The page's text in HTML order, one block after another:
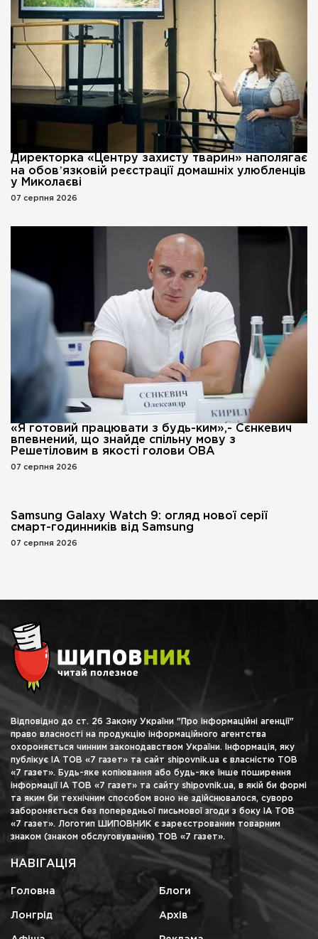
Директорка «Центру захисту тварин» наполягає
на обовʼязковій реєстрації домашніх улюбленців
у Миколаєві
07 серпня 2026
«Я готовий працювати з будь-ким»,- Сєнкевич
впевнений, що знайде спільну мову з
Решетіловим в якості голови ОВА
07 серпня 2026
Samsung Galaxy Watch 9: огляд нової серії
смарт-годинників від Samsung
07 серпня 2026
Відповідно до ст. 26 Закону України "Про інформаційні агенції"
право власності на продукцію інформаційного агентства
охороняється чинним законодавством України. Інформація, яку
публікує ІА ТОВ «7 газет» та сайт shipovnik.ua є власністю ТОВ
«7 газет». Будь-яке копіювання або будь-яке інше поширення
інформації ІА ТОВ «7 газет» та сайту shipovnik.ua, в якій би формі
та яким би технічним способом воно не здійснювалося, суворо
забороняється без попередньої письмової згоди з боку ІА ТОВ
«7 газет». Логотип ШИПОВНИК є зареєстрованим товарним
знаком (знаком обслуговування) ТОВ «7 газет».
НАВІГАЦІЯ
Головна Блоги
Лонгрід Архів